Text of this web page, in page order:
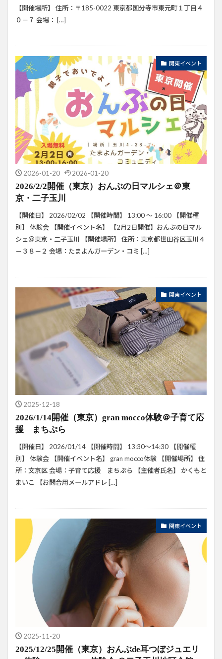
【開催場所】 住所：〒185-0022 東京都国分寺市東元町１丁目４
０－７ 会場： […]
関東イベント
2026-01-20 2026-01-20
2026/2/2開催（東京）おんぶの日マルシェ＠東
京・二子玉川
【開催日】 2026/02/02 【開催時間】 13:00 ～ 16:00 【開催種
別】 体験会 【開催イベント名】 【2月2日開催】おんぶの日マル
シェ＠東京・二子玉川 【開催場所】 住所：東京都世田谷区玉川４
－３８－２ 会場：たまよんガーデン・コミ […]
関東イベント
2025-12-18
2026/1/14開催（東京）gran mocco体験＠子育て応
援 まちぷら
【開催日】 2026/01/14 【開催時間】 13:30〜14:30 【開催種
別】 体験会 【開催イベント名】 gran mocco体験 【開催場所】 住
所：文京区 会場：子育て応援 まちぷら 【主催者氏名】 かくもと
まいこ 【お問合用メールアドレ […]
関東イベント
2025-11-20
2025/12/25開催（東京）おんぶde耳つぼジュエリ